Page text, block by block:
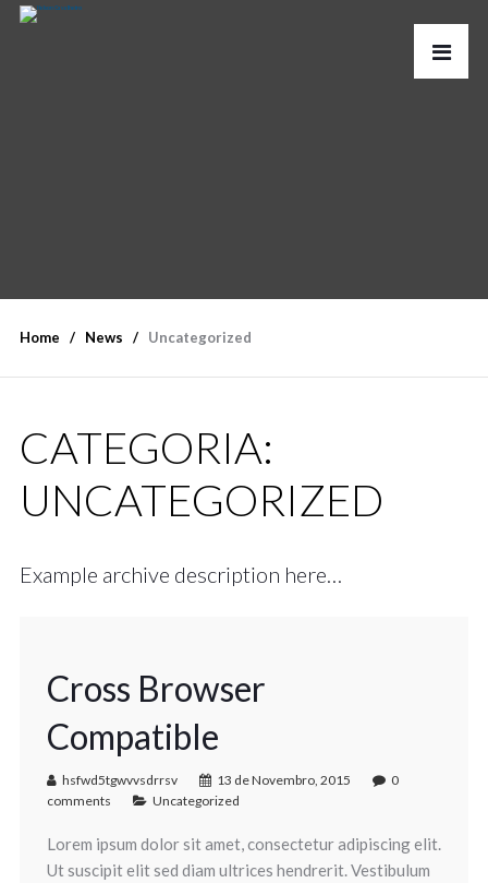
Home News Uncategorized
CATEGORIA:
UNCATEGORIZED
Example archive description here…
Cross Browser
Compatible
hsfwd5tgwvvsdrrsv 13 de Novembro, 2015
0
comments
Uncategorized
Lorem ipsum dolor sit amet, consectetur adipiscing elit.
Ut suscipit elit sed diam ultrices hendrerit. Vestibulum